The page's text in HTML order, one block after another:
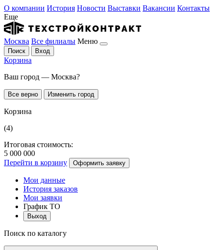
О компании История Новости Выставки Вакансии Контакты
Еще
Москва Все филиалы Меню
Поиск Вход
Корзина
Ваш город — Москва?
Все верно Изменить город
Корзина
(4)
Итоговая стоимость:
5 000 000
Перейти в корзину
Оформить заявку
Мои данные
История заказов
Мои заявки
График ТО
Выход
Поиск по каталогу